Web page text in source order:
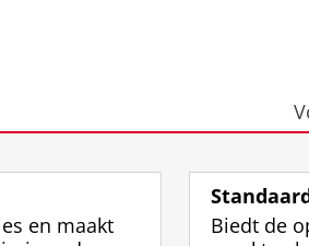
en maakt
Biedt de